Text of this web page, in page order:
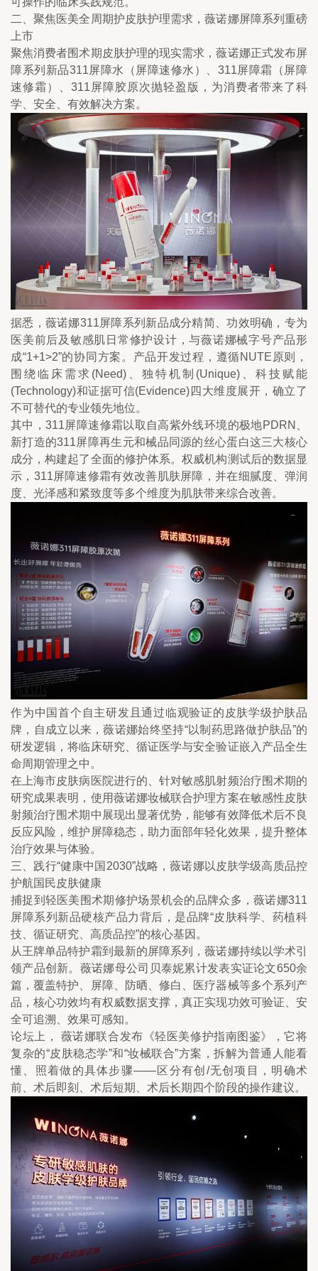
二、聚焦医美全周期护皮肤护理需求，薇诺娜屏障系列重磅
上市
聚焦消费者围术期皮肤护理的现实需求，薇诺娜正式发布屏
障系列新品311屏障水（屏障速修水）、311屏障霜（屏障
速修霜）、311屏障胶原次抛轻盈版，为消费者带来了科
学、安全、有效解决方案。
据悉，薇诺娜311屏障系列新品成分精简、功效明确，专为
医美前后及敏感肌日常修护设计，与薇诺娜械字号产品形
成“1+1>2”的协同方案。产品开发过程，遵循NUTE原则，
围绕临床需求(Need)、独特机制(Unique)、科技赋能
(Technology)和证据可信(Evidence)四大维度展开，确立了
不可替代的专业领先地位。
其中，311屏障速修霜以取自高紫外线环境的极地PDRN、
新打造的311屏障再生元和械品同源的丝心蛋白这三大核心
成分，构建起了全面的修护体系。权威机构测试后的数据显
示，311屏障速修霜有效改善肌肤屏障，并在细腻度、弹润
度、光泽感和紧致度等多个维度为肌肤带来综合改善。
作为中国首个自主研发且通过临观验证的皮肤学级护肤品
牌，自成立以来，薇诺娜始终坚持“以制药思路做护肤品”的
研发逻辑，将临床研究、循证医学与安全验证嵌入产品全生
命周期管理之中。
在上海市皮肤病医院进行的、针对敏感肌射频治疗围术期的
研究成果表明，使用薇诺娜妆械联合护理方案在敏感性皮肤
射频治疗围术期中展现出显著优势，能够有效降低术后不良
反应风险，维护屏障稳态，助力面部年轻化效果，提升整体
治疗效果与体验。
三、践行“健康中国2030”战略，薇诺娜以皮肤学级高质品控
护航国民皮肤健康
捕捉到轻医美围术期修护场景机会的品牌众多，薇诺娜311
屏障系列新品硬核产品力背后，是品牌“皮肤科学、药植科
技、循证研究、高质品控”的核心基因。
从王牌单品特护霜到最新的屏障系列，薇诺娜持续以学术引
领产品创新。薇诺娜母公司贝泰妮累计发表实证论文650余
篇，覆盖特护、屏障、防晒、修白、医疗器械等多个系列产
品，核心功效均有权威数据支撑，真正实现功效可验证、安
全可追溯、效果可感知。
论坛上， 薇诺娜联合发布《轻医美修护指南图鉴》，它将
复杂的“皮肤稳态学”和“妆械联合”方案，拆解为普通人能看
懂、照着做的具体步骤——区分有创/无创项目，明确术
前、术后即刻、术后短期、术后长期四个阶段的操作建议。